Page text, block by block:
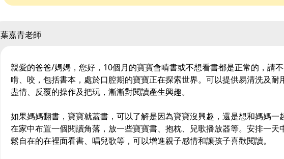
葉嘉青老師
親愛的爸爸/媽媽，您好，10個月的寶寶會啃書或不想看書都是正常的，請
啃、咬，包括書本，處於口腔期的寶寶正在探索世界。可以提供易清洗及耐
盡情、反覆的操作及把玩，漸漸對閱讀產生興趣。
如果媽媽翻書，寶寶就蓋書，可以了解是因為寶寶沒興趣，還是想和媽媽一
在家中布置一個閱讀角落，放一些寶寶書、抱枕、兒歌播放器等。安排一天
鬆自在的在裡面看書、唱兒歌等，可以增進親子感情和讓孩子喜歡閱讀。